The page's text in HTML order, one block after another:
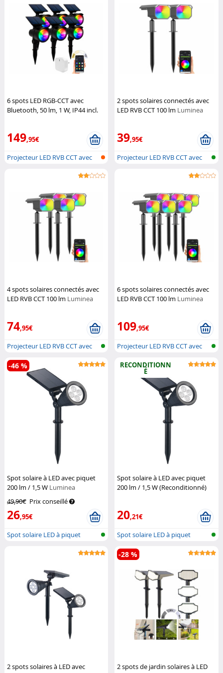
6 spots LED RGB-CCT avec
Bluetooth, 50 lm, 1 W, IP44 incl.
149,95€
Projecteur LED RVB CCT avec
2 spots solaires connectés avec
LED RVB CCT 100 lm Luminea
39,95€
Projecteur LED RVB CCT avec
4 spots solaires connectés avec
LED RVB CCT 100 lm Luminea
74,95€
Projecteur LED RVB CCT avec
panneau...
6 spots solaires connectés avec
LED RVB CCT 100 lm Luminea
109,95€
Projecteur LED RVB CCT avec
Spot solaire à LED avec piquet
200 lm / 1,5 W Luminea
49,90€ Prix conseillé
26,95€
-46 %
Spot solaire LED à piquet
RECONDITIONN
É
Spot solaire à LED avec piquet
200 lm / 1,5 W (Reconditionné)
20,21€
Spot solaire LED à piquet
2 spots solaires à LED avec
2 spots de jardin solaires à LED
-28 %